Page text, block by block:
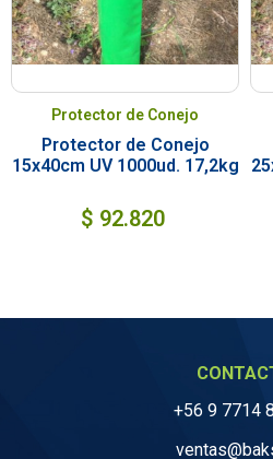
Protector de Conejo
Protector de Conejo
15x40cm UV 1000ud. 17,2kg
$ 92.820
+56 9 7714